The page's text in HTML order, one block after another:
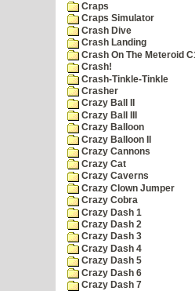
Craps
Craps Simulator
Crash Dive
Crash Landing
Crash On The Meteroid
Crash!
Crash-Tinkle-Tinkle
Crasher
Crazy Ball II
Crazy Ball III
Crazy Balloon
Crazy Balloon II
Crazy Cannons
Crazy Cat
Crazy Caverns
Crazy Clown Jumper
Crazy Cobra
Crazy Dash 1
Crazy Dash 2
Crazy Dash 3
Crazy Dash 4
Crazy Dash 5
Crazy Dash 6
Crazy Dash 7